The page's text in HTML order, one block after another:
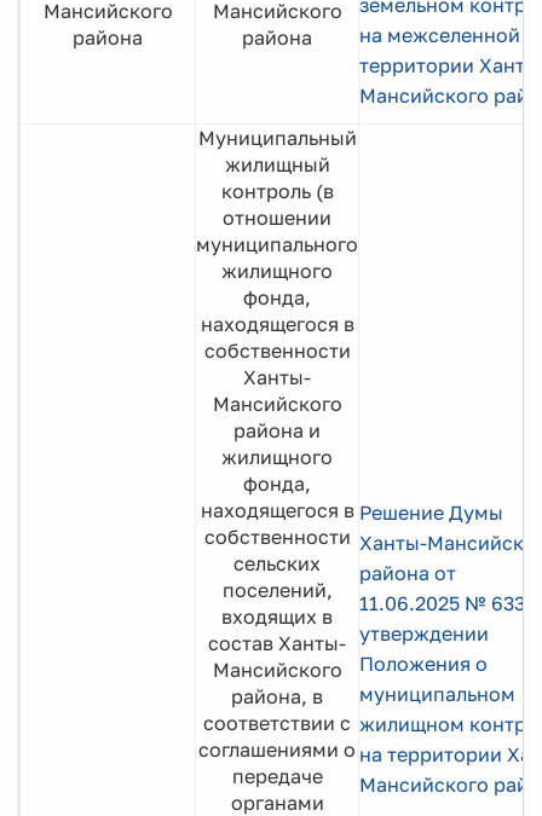
Мансийского
района
Мансийского
района
земельном
на межселенной
территории
Мансийского
Муниципальный
жилищный
контроль (в
отношении
муниципального
жилищного
фонда,
находящегося в
собственности
Ханты-
Мансийского
района и
жилищного
фонда,
находящегося в
собственности
сельских
поселений,
входящих в
состав Ханты-
Мансийского
района, в
соответствии с
соглашениями о
передаче
органами
Решение Думы
Ханты-
района от
11.06.2025 № 633
утверждении
Положения о
муниципальном
жилищном
на территории
Мансийского